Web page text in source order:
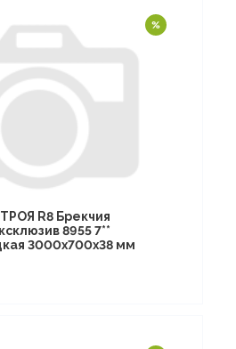
R8 Брекчия
8955 7**
3000х700х38 мм